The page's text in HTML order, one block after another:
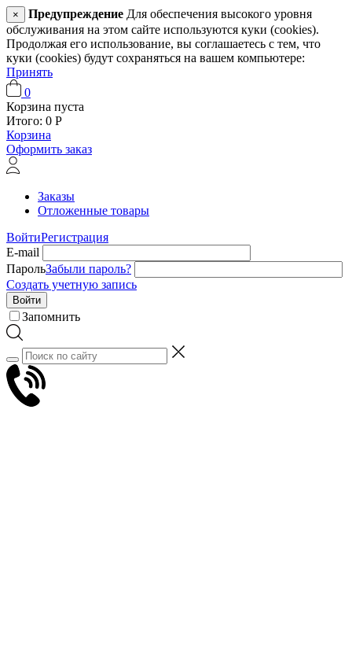
× Предупреждение Для обеспечения высокого уровня
обслуживания на этом сайте используются куки (cookies).
Продолжая его использование, вы соглашаетесь с тем, что
куки (cookies) будут сохраняться на вашем компьютере:
Принять
0
Корзина пуста
Итого: 0 Р
Корзина
Оформить заказ
Заказы
Отложенные товары
ВойтиРегистрация
E-mail
ПарольЗабыли пароль?
Создать учетную запись
Войти
Запомнить